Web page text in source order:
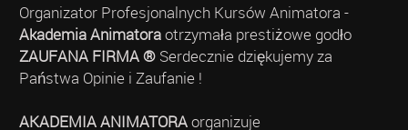
Organizator Profesjonalnych Kursów Animatora -
Akademia Animatoraotrzymała prestiżowe godło
ZAUFANA FIRMA ®Serdecznie dziękujemy za
Państwa Opinie i Zaufanie !
AKADEMIA ANIMATORAorganizuje